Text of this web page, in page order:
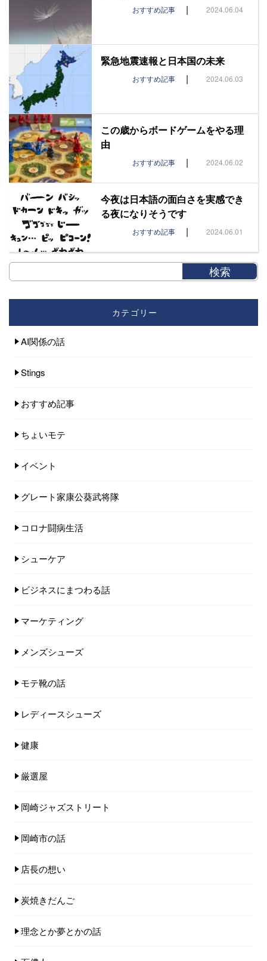
おすすめ記事 | 2024.06.04
緊急地震速報と日本国の未来
おすすめ記事 | 2024.06.03
この歳からボードゲームをやる理
由
おすすめ記事 | 2024.06.02
今夜は日本語の面白さを実感でき
る夜になりそうです
おすすめ記事 | 2024.06.01
カテゴリー
AI関係の話
Stings
おすすめ記事
ちょいモテ
イベント
グレート家康公葵武将隊
コロナ闘病生活
シューケア
ビジネスにまつわる話
マーケティング
メンズシューズ
モテ靴の話
レディースシューズ
健康
厳選屋
岡崎ジャズストリート
岡崎市の話
店長の想い
炭焼きだんご
理念とか夢とかの話